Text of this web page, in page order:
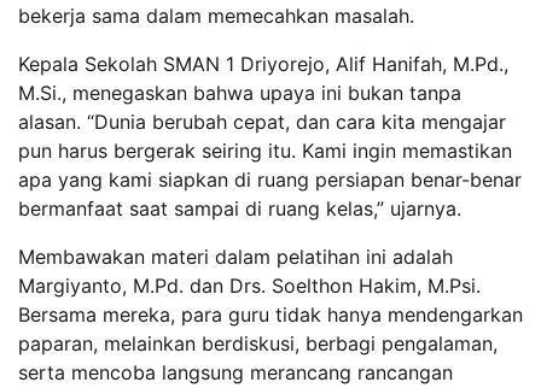
bekerja sama dalam memecahkan masalah.
Kepala Sekolah SMAN 1 Driyorejo, Alif Hanifah, M.Pd.,
M.Si., menegaskan bahwa upaya ini bukan tanpa
alasan. “Dunia berubah cepat, dan cara kita mengajar
pun harus bergerak seiring itu. Kami ingin memastikan
apa yang kami siapkan di ruang persiapan benar-benar
bermanfaat saat sampai di ruang kelas,” ujarnya.
Membawakan materi dalam pelatihan ini adalah
Margiyanto, M.Pd. dan Drs. Soelthon Hakim, M.Psi.
Bersama mereka, para guru tidak hanya mendengarkan
paparan, melainkan berdiskusi, berbagi pengalaman,
serta mencoba langsung merancang rancangan